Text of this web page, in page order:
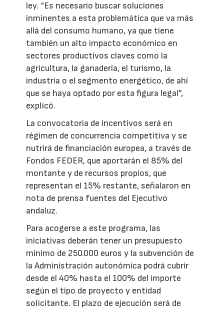
ley. “Es necesario buscar soluciones
inminentes a esta problemática que va más
allá del consumo humano, ya que tiene
también un alto impacto económico en
sectores productivos claves como la
agricultura, la ganadería, el turismo, la
industria o el segmento energético, de ahí
que se haya optado por esta figura legal”,
explicó.
La convocatoria de incentivos será en
régimen de concurrencia competitiva y se
nutrirá de financiación europea, a través de
Fondos FEDER, que aportarán el 85% del
montante y de recursos propios, que
representan el 15% restante, señalaron en
nota de prensa fuentes del Ejecutivo
andaluz.
Para acogerse a este programa, las
iniciativas deberán tener un presupuesto
mínimo de 250.000 euros y la subvención de
la Administración autonómica podrá cubrir
desde el 40% hasta el 100% del importe
según el tipo de proyecto y entidad
solicitante. El plazo de ejecución será de